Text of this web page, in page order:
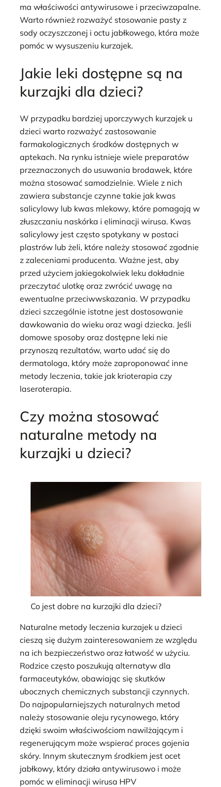
ma właściwości antywirusowe i przeciwzapalne.
Warto również rozważyć stosowanie pasty z
sody oczyszczonej i octu jabłkowego, która może
pomóc w wysuszeniu kurzajek.
Jakie leki dostępne są na
kurzajki dla dzieci?
W przypadku bardziej uporczywych kurzajek u
dzieci warto rozważyć zastosowanie
farmakologicznych środków dostępnych w
aptekach. Na rynku istnieje wiele preparatów
przeznaczonych do usuwania brodawek, które
można stosować samodzielnie. Wiele z nich
zawiera substancje czynne takie jak kwas
salicylowy lub kwas mlekowy, które pomagają w
złuszczaniu naskórka i eliminacji wirusa. Kwas
salicylowy jest często spotykany w postaci
plastrów lub żeli, które należy stosować zgodnie
z zaleceniami producenta. Ważne jest, aby
przed użyciem jakiegokolwiek leku dokładnie
przeczytać ulotkę oraz zwrócić uwagę na
ewentualne przeciwwskazania. W przypadku
dzieci szczególnie istotne jest dostosowanie
dawkowania do wieku oraz wagi dziecka. Jeśli
domowe sposoby oraz dostępne leki nie
przynoszą rezultatów, warto udać się do
dermatologa, który może zaproponować inne
metody leczenia, takie jak krioterapia czy
laseroterapia.
Czy można stosować
naturalne metody na
kurzajki u dzieci?
Co jest dobre na kurzajki dla dzieci?
Naturalne metody leczenia kurzajek u dzieci
cieszą się dużym zainteresowaniem ze względu
na ich bezpieczeństwo oraz łatwość w użyciu.
Rodzice często poszukują alternatyw dla
farmaceutyków, obawiając się skutków
ubocznych chemicznych substancji czynnych.
Do najpopularniejszych naturalnych metod
należy stosowanie oleju rycynowego, który
dzięki swoim właściwościom nawilżającym i
regenerującym może wspierać proces gojenia
skóry. Innym skutecznym środkiem jest ocet
jabłkowy, który działa antywirusowo i może
pomóc w eliminacji wirusa HPV